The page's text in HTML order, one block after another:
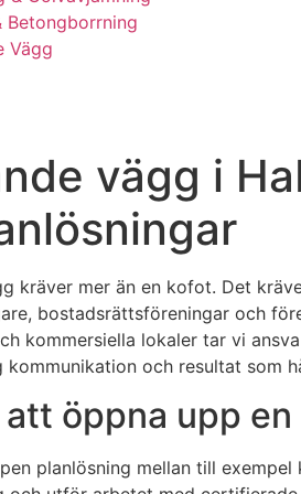
Betongborrning
Vägg
vägg i
kräver mer än en kofot. Det
bostadsrättsföreningar och
kommersiella lokaler tar vi
och resultat som
öppna upp
planlösning mellan till